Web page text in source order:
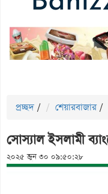
প্রচ্ছদ / শেয়ারবাজার /
সোস্যাল ইসলামী
২০২৫ জুন ৩০ ০৯:৫০:২৮